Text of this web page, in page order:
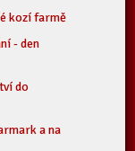
kozí farmě
- den
do
a na